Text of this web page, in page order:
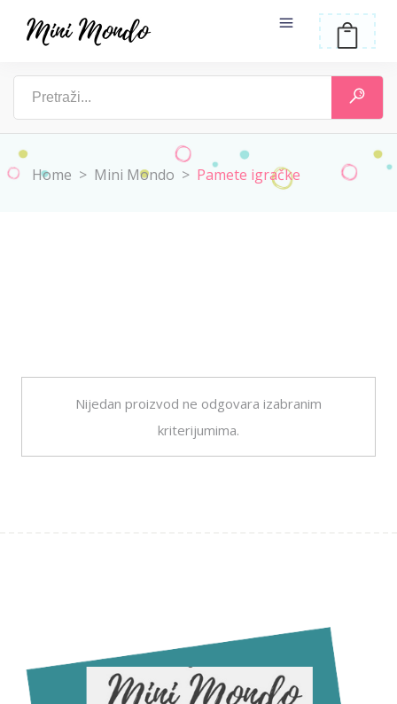
Home > Mini Mondo > Pamete igračke
Nijedan proizvod ne odgovara izabranim
kriterijumima.